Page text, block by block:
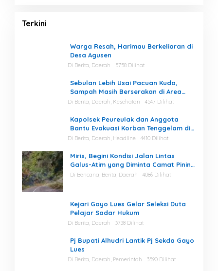
Terkini
Warga Resah, Harimau Berkeliaran di
Desa Agusen
Di Berita, Daerah 5758 Dilihat
Sebulan Lebih Usai Pacuan Kuda,
Sampah Masih Berserakan di Area
Stadion
Di Berita, Daerah, Kesehatan 4547 Dilihat
Kapolsek Peureulak dan Anggota
Bantu Evakuasi Korban Tenggelam di
Perairan Kuala Bugak
Di Berita, Daerah, Headline 4410 Dilihat
Miris, Begini Kondisi Jalan Lintas
Galus-Atim yang Diminta Camat Pining
Dilakukan Perawatan
Di Bencana, Berita, Daerah 4086 Dilihat
Kejari Gayo Lues Gelar Seleksi Duta
Pelajar Sadar Hukum
Di Berita, Daerah 3738 Dilihat
Pj Bupati Alhudri Lantik Pj Sekda Gayo
Lues
Di Berita, Daerah, Pemerintah 3590 Dilihat